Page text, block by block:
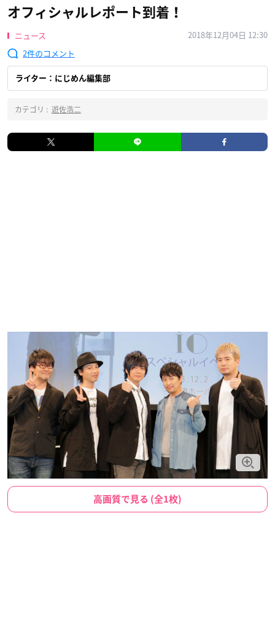
オフィシャルレポート到着！
ニュース
2018年12月04日 12:30
2
ライター：にじめん編集部
カテゴリ : 遊佐浩二
高画質で見る (全1枚)